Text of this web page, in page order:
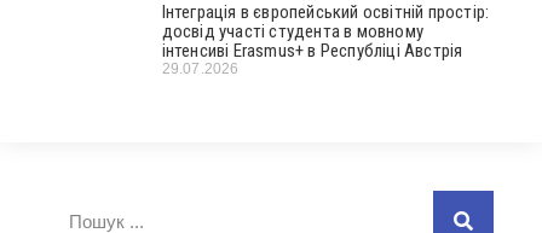
Інтеграція в європейський освітній простір:
досвід участі студента в мовному
інтенсиві Erasmus+ в Республіці Австрія
29.07.2026